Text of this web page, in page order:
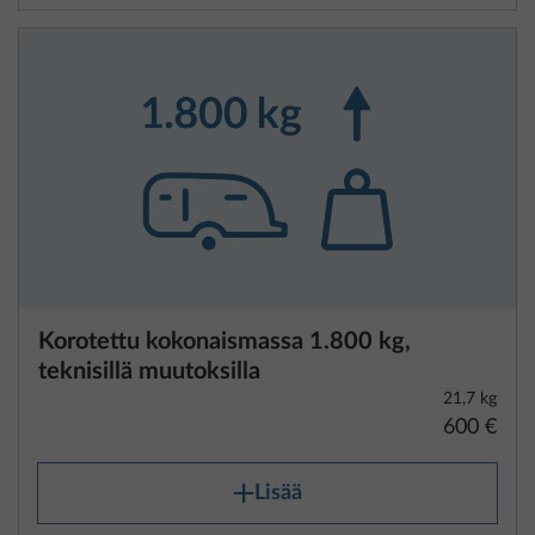
teknisillä muutoksilla
600 €